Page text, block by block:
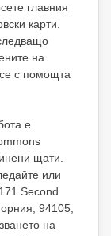
главния
карти.
на
с помощта
е
щати.
или
Second
94105,
на